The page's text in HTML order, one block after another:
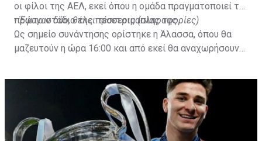
οι φίλοι της ΑΕΛ, εκεί όπου η ομάδα πραγματοποιεί το
πρώτο στάδιο της προετοιμασίας της.
•Έφυγαν δύο, θέλει τέσσερις (πληροφορίες)
Ως σημείο συνάντησης ορίστηκε η Άλασσα, όπου θα
μαζευτούν η ώρα 16:00 και από εκεί θα αναχωρήσουν
δώοσυν το παρών τους στην απογευματινή προπόνηση